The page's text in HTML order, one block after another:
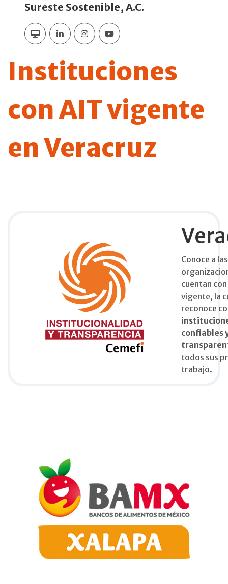
Sureste Sostenible, A.C.
Instituciones
con AIT vigente
en Veracruz
Conoce a las
cuentan
vigente, la
reconoce
confiables
todos sus
trabajo.